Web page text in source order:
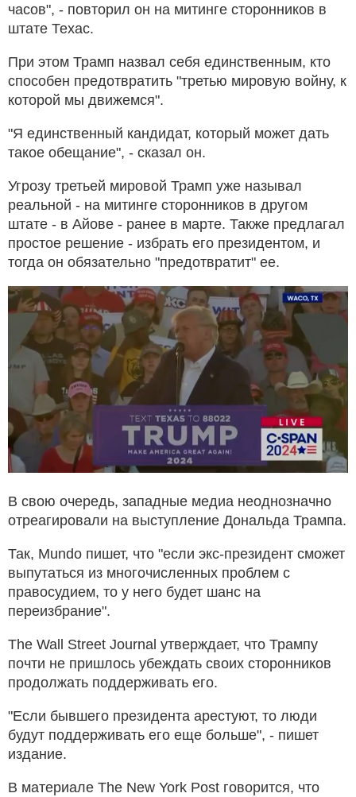
часов", - повторил он на митинге сторонников в
штате Техас.
При этом Трамп назвал себя единственным, кто
способен предотвратить "третью мировую войну, к
которой мы движемся".
"Я единственный кандидат, который может дать
такое обещание", - сказал он.
Угрозу третьей мировой Трамп уже называл
реальной - на митинге сторонников в другом
штате - в Айове - ранее в марте. Также предлагал
простое решение - избрать его президентом, и
тогда он обязательно "предотвратит" ее.
В свою очередь, западные медиа неоднозначно
отреагировали на выступление Дональда Трампа.
Так, Mundo пишет, что "если экс-президент сможет
выпутаться из многочисленных проблем с
правосудием, то у него будет шанс на
переизбрание".
The Wall Street Journal утверждает, что Трампу
почти не пришлось убеждать своих сторонников
продолжать поддерживать его.
"Если бывшего президента арестуют, то люди
будут поддерживать его еще больше", - пишет
издание.
В материале The New York Post говорится, что